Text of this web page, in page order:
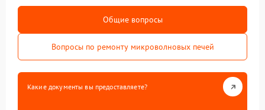
Общие вопросы
Вопросы по ремонту микроволновых печей
Какие документы вы предоставляете?